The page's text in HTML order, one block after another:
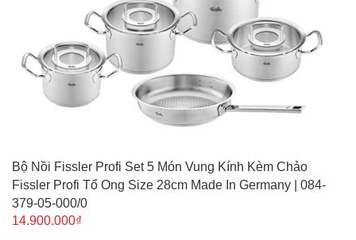
Bộ Nồi Fissler Profi Set 5 Món Vung Kính Kèm Chảo
Fissler Profi Tổ Ong Size 28cm Made In Germany | 084-
379-05-000/0
14.900.000₫